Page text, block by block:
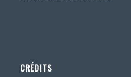
CRÉDITS